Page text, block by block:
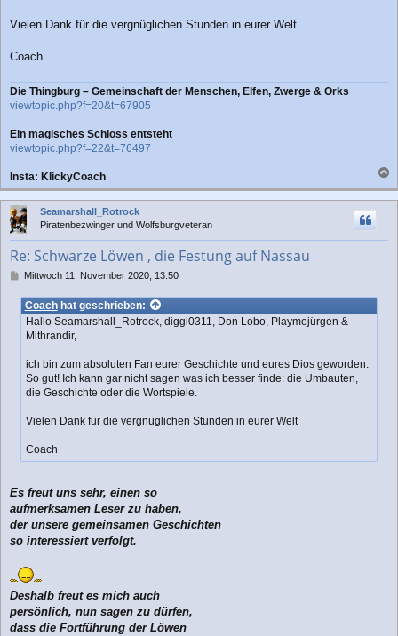
Vielen Dank für die vergnüglichen Stunden in eurer Welt
Coach
Die Thingburg – Gemeinschaft der Menschen, Elfen, Zwerge & Orks
viewtopic.php?f=20&t=67905
Ein magisches Schloss entsteht
viewtopic.php?f=22&t=76497
Insta: KlickyCoach
a
c
Seamarshall_Rotrock
Piratenbezwinger und Wolfsburgveteran
Re: Schwarze Löwen , die Festung auf Nassau
B
i
t
Mittwoch 11. November 2020, 13:50
Coachhat geschrieben:
Hallo Seamarshall_Rotrock, diggi0311, Don Lobo, Playmojürgen &
Mithrandir,
ich bin zum absoluten Fan eurer Geschichte und eures Dios geworden.
So gut! Ich kann gar nicht sagen was ich besser finde: die Umbauten,
die Geschichte oder die Wortspiele.
Vielen Dank für die vergnüglichen Stunden in eurer Welt
Coach
Es freut uns sehr, einen so
aufmerksamen Leser zu haben,
der unsere gemeinsamen Geschichten
so interessiert verfolgt.
Deshalb freut es mich auch
persönlich, nun sagen zu dürfen,
dass die Fortführung der Löwen